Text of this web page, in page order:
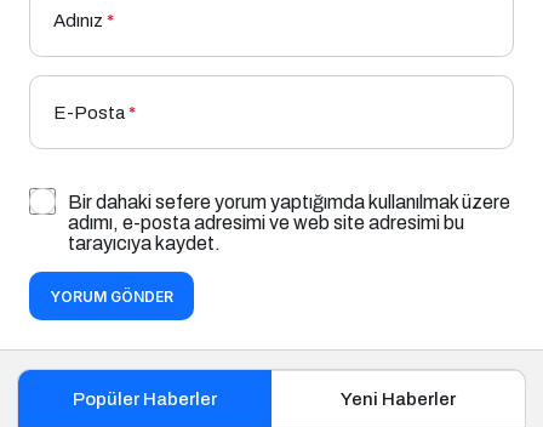
Adınız *
E-Posta*
Bir dahaki sefere yorum yaptığımda kullanılmak üzere
adımı, e-posta adresimi ve web site adresimi bu
tarayıcıya kaydet.
YORUM GÖNDER
Popüler Haberler Yeni Haberler